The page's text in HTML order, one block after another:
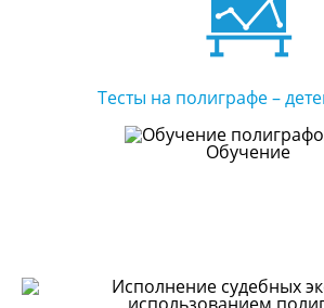
Тесты на полиграфе –
Обучение